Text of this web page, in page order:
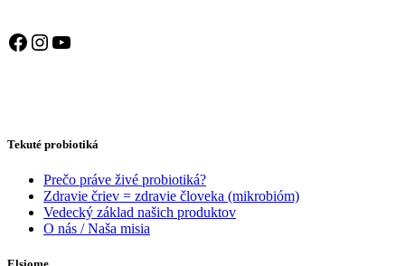
Facebook
Instagram
YouTube
Tekuté probiotiká
Prečo práve živé probiotiká?
Zdravie čriev = zdravie človeka (mikrobióm)
Vedecký základ našich produktov
O nás / Naša misia